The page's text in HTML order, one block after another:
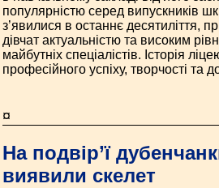
популярністю серед випускників
з’явилися в останнє десятиліття,
дівчат актуальністю та високим
майбутніх спеціалістів. Історія
професійного успіху, творчості та
¤
На подвір’ї
виявили скелет